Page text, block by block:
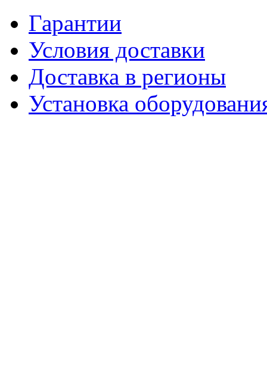
Гарантии
Условия доставки
Доставка в регионы
Установка